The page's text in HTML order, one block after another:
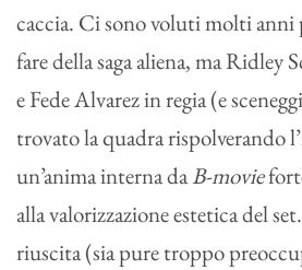
caccia. Ci sono voluti molti anni
fare della saga aliena, ma Ridley
e Fede Alvarez in regia (e
trovato la quadra rispolverando
un’anima interna daB-movie
alla valorizzazione estetica del
riuscita (sia pure troppo